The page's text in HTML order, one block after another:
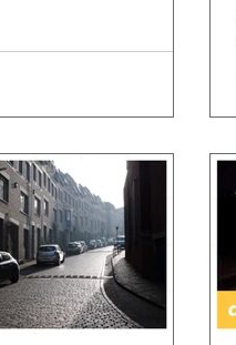
naar Nijmegen-Noord
Wat hebben
geleerd, hoe beleven
en wat
Ho